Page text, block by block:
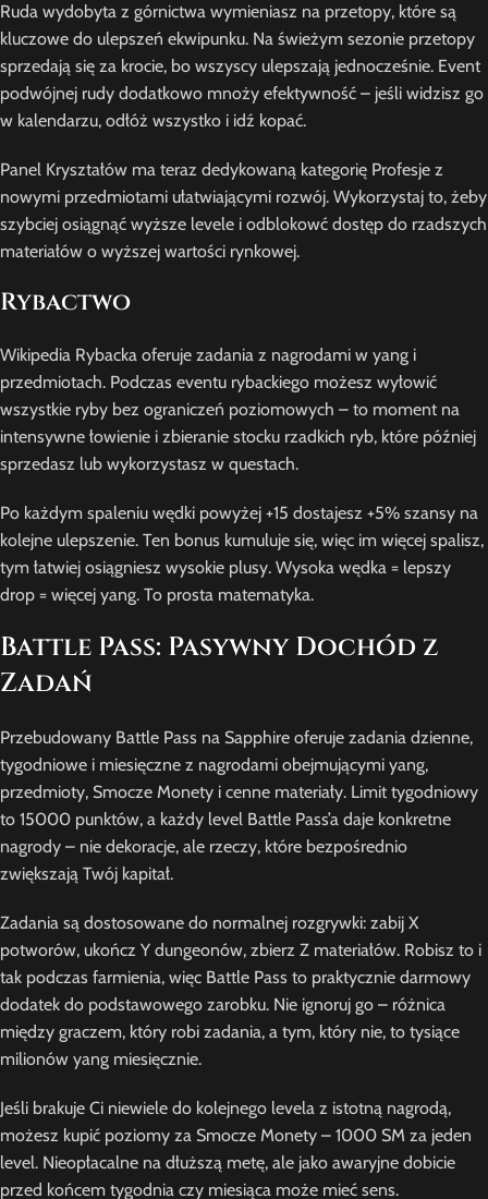
Ruda wydobyta z górnictwa wymieniasz na przetopy, które są
kluczowe do ulepszeń ekwipunku. Na świeżym sezonie przetopy
sprzedają się za krocie, bo wszyscy ulepszają jednocześnie. Event
podwójnej rudy dodatkowo mnoży efektywność – jeśli widzisz go
w kalendarzu, odłóż wszystko i idź kopać.
Panel Kryształów ma teraz dedykowaną kategorię Profesje z
nowymi przedmiotami ułatwiającymi rozwój. Wykorzystaj to, żeby
szybciej osiągnąć wyższe levele i odblokowć dostęp do rzadszych
materiałów o wyższej wartości rynkowej.
Rybactwo
Wikipedia Rybacka oferuje zadania z nagrodami w yang i
przedmiotach. Podczas eventu rybackiego możesz wyłowić
wszystkie ryby bez ograniczeń poziomowych – to moment na
intensywne łowienie i zbieranie stocku rzadkich ryb, które później
sprzedasz lub wykorzystasz w questach.
Po każdym spaleniu wędki powyżej +15 dostajesz +5% szansy na
kolejne ulepszenie. Ten bonus kumuluje się, więc im więcej spalisz,
tym łatwiej osiągniesz wysokie plusy. Wysoka wędka = lepszy
drop = więcej yang. To prosta matematyka.
Battle Pass: Pasywny Dochód z
Zadań
Przebudowany Battle Pass na Sapphire oferuje zadania dzienne,
tygodniowe i miesięczne z nagrodami obejmującymi yang,
przedmioty, Smocze Monety i cenne materiały. Limit tygodniowy
to 15000 punktów, a każdy level Battle Pass’a daje konkretne
nagrody – nie dekoracje, ale rzeczy, które bezpośrednio
zwiększają Twój kapitał.
Zadania są dostosowane do normalnej rozgrywki: zabij X
potworów, ukończ Y dungeonów, zbierz Z materiałów. Robisz to i
tak podczas farmienia, więc Battle Pass to praktycznie darmowy
dodatek do podstawowego zarobku. Nie ignoruj go – różnica
między graczem, który robi zadania, a tym, który nie, to tysiące
milionów yang miesięcznie.
Jeśli brakuje Ci niewiele do kolejnego levela z istotną nagrodą,
możesz kupić poziomy za Smocze Monety – 1000 SM za jeden
level. Nieopłacalne na dłuższą metę, ale jako awaryjne dobicie
przed końcem tygodnia czy miesiąca może mieć sens.